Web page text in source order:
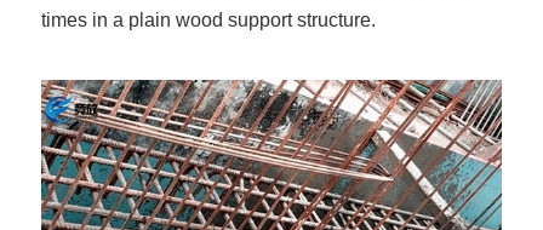
times in a plain wood support structure.